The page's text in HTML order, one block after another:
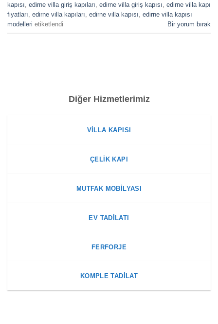
kapısı edirne villa giriş kapıları edirne villa giriş kapısı edirne villa kapı
fiyatları edirne villa kapıları edirne villa kapısı edirne villa kapısı
modelleri etiketlendi Bir yorum bırak
Diğer Hizmetlerimiz
VILLA KAPISI
ÇELIK KAPI
MUTFAK MOBILYASI
EV TADILATI
FERFORJE
KOMPLE TADILAT